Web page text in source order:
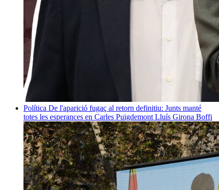
Política De l'aparició fugaç al retorn definitiu: Junts manté
totes les esperances en Carles Puigdemont Lluís Girona Boffi